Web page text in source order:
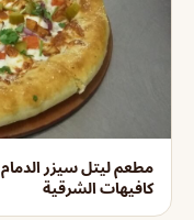
مطعم ليتل سيزر
كافيهات الشرقية